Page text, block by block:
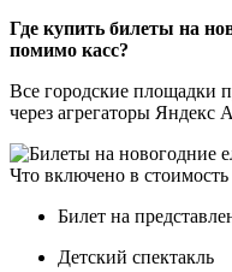
Где купить билеты на
помимо касс?
Все городские площадки
через агрегаторы
Что включено в
Билет на
Детский спектакль